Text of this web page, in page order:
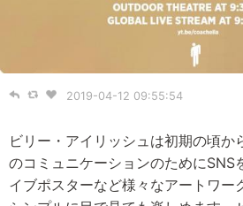
2019-04-12 09:55:54
ビリー・アイリッシュは初期の頃か
のコミュニケーションのためにSNS
イブポスターなど様々なアートワー